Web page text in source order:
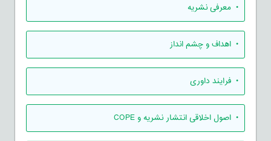
• معرفی نشریه
• اهداف و چشم انداز
• فرایند داوری
• اصول اخلاقی انتشار نشریه و COPE